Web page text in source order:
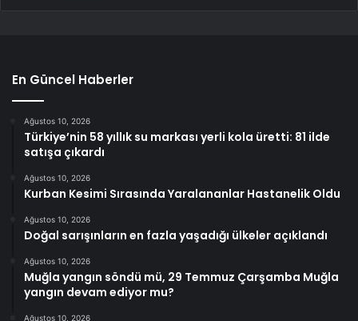
En Güncel Haberler
Ağustos 10, 2026
Türkiye’nin 58 yıllık su markası yerli kola üretti: 81 ilde
satışa çıkardı
Ağustos 10, 2026
Kurban Kesimi Sırasında Yaralananlar Hastanelik Oldu
Ağustos 10, 2026
Doğal sarışınların en fazla yaşadığı ülkeler açıklandı
Ağustos 10, 2026
Muğla yangın söndü mü, 29 Temmuz Çarşamba Muğla
yangın devam ediyor mu?
Ağustos 10, 2026